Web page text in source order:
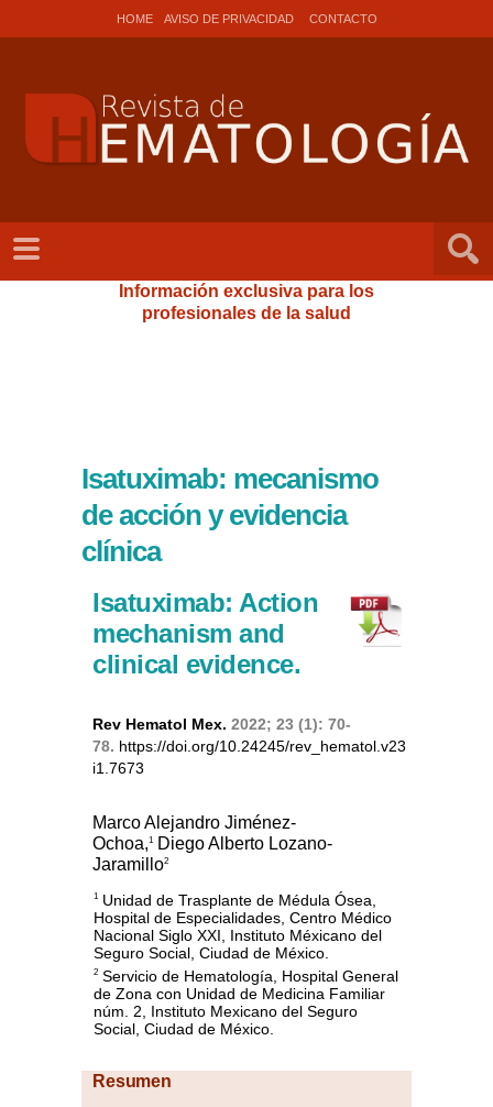
HOME AVISO DE PRIVACIDAD CONTACTO
Información exclusiva para los
profesionales de la salud
Isatuximab: mecanismo
de acción y evidencia
clínica
Isatuximab: Action
mechanism and
clinical evidence.
Rev Hematol Mex. 2022; 23 (1): 70-
78. https://doi.org/10.24245/rev_hematol.v23
i1.7673
Marco Alejandro Jiménez-
Ochoa,1
Diego Alberto Lozano-
Jaramillo2
1 Unidad de Trasplante de Médula Ósea,
Hospital de Especialidades, Centro Médico
Nacional Siglo XXI, Instituto Méxicano del
Seguro Social, Ciudad de México.
2 Servicio de Hematología, Hospital General
de Zona con Unidad de Medicina Familiar
núm. 2, Instituto Mexicano del Seguro
Social, Ciudad de México.
Resumen